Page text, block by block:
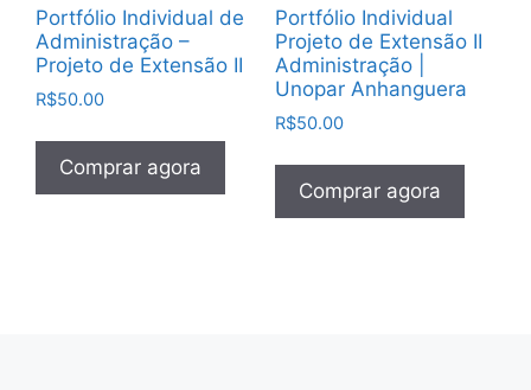
Portfólio Individual de
Administração –
Projeto de Extensão II
R$50.00
Comprar agora
Portfólio Individual
Projeto de Extensão II
Administração |
Unopar Anhanguera
R$50.00
Comprar agora